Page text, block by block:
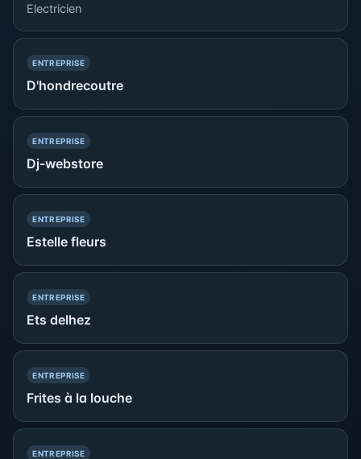
Electricien
ENTREPRISE— PRÉSENCE SIMPLE
D'hondrecoutre
ENTREPRISE— PRÉSENCE SIMPLE
Dj-webstore
ENTREPRISE— PRÉSENCE SIMPLE
Estelle fleurs
ENTREPRISE— PRÉSENCE SIMPLE
Ets delhez
ENTREPRISE— PRÉSENCE SIMPLE
Frites à la louche
ENTREPRISE— PRÉSENCE SIMPLE